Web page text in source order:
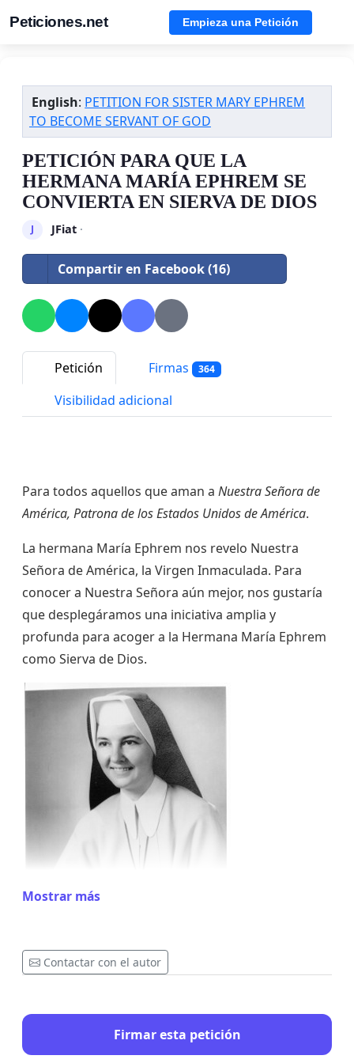
Peticiones.net Empieza una Petición
English: PETITION FOR SISTER MARY EPHREM
TO BECOME SERVANT OF GOD
PETICIÓN PARA QUE LA
HERMANA MARÍA EPHREM SE
CONVIERTA EN SIERVA DE DIOS
J JFiat·
Compartir en Facebook (16)
Petición Firmas 364
Visibilidad adicional
Para todos aquellos que aman a Nuestra Señora de
América, Patrona de los Estados Unidos de América.
La hermana María Ephrem nos revelo Nuestra
Señora de América, la Virgen Inmaculada. Para
conocer a Nuestra Señora aún mejor, nos gustaría
que desplegáramos una iniciativa amplia y
profunda para acoger a la Hermana María Ephrem
como Sierva de Dios.
En la Iglesia, entendemos a Nuestra Señora de
Mostrar más
Contactar con el autor
Firmar esta petición